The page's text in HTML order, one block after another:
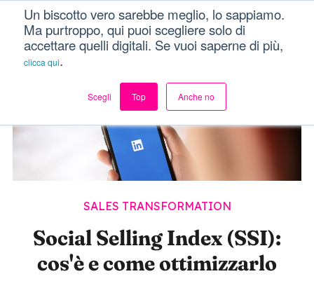
Un biscotto vero sarebbe meglio, lo sappiamo.
Ma purtroppo, qui puoi scegliere solo di
accettare quelli digitali. Se vuoi saperne di più,
clicca qui.
Scegli Top Anche no
Dici Davvero?! Menu
SALES TRANSFORMATION
Social Selling Index (SSI):
cos'è e come ottimizzarlo